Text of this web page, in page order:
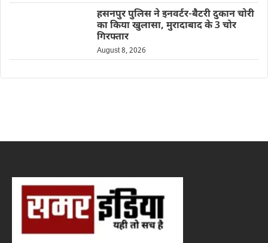
हसनपुर पुलिस ने इनवर्टर-बैटरी दुकान चोरी
का किया खुलासा, मुरादाबाद के 3 चोर
गिरफ्तार
August 8, 2026